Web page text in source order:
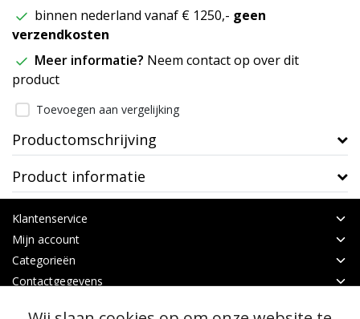
binnen nederland vanaf € 1250,- geen
verzendkosten
Meer informatie? Neem contact op over dit
product
Toevoegen aan vergelijking
Productomschrijving
Product informatie
Klantenservice
Mijn account
Categorieën
Contactgegevens